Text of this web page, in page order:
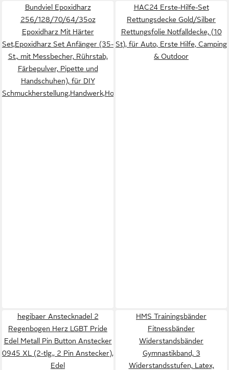
Bundviel Epoxidharz
256/128/70/64/35oz
Epoxidharz Mit Härter
Set,Epoxidharz Set Anfänger (35-
St., mit Messbecher, Rührstab,
Färbepulver, Pipette und
Handschuhen), für DIY
Schmuckherstellung,Handwerk,Holz,Aquarium
HAC24 Erste-Hilfe-Set
Rettungsdecke Gold/Silber
Rettungsfolie Notfalldecke, (10
St), für Auto, Erste Hilfe, Camping
& Outdoor
hegibaer Anstecknadel 2
Regenbogen Herz LGBT Pride
Edel Metall Pin Button Anstecker
0945 XL (2-tlg., 2 Pin Anstecker),
Edel
HMS Trainingsbänder
Fitnessbänder
Widerstandsbänder
Gymnastikband, 3
Widerstandsstufen, Latex,